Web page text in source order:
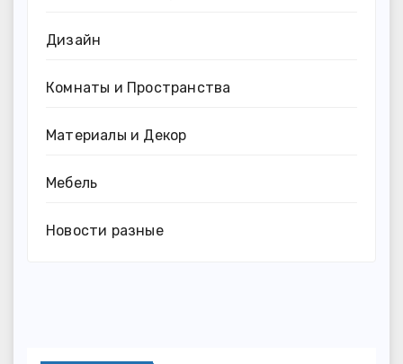
Дизайн
Комнаты и Пространства
Материалы и Декор
Мебель
Новости разные